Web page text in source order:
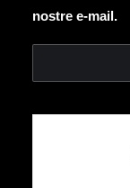
nostre e-mail.